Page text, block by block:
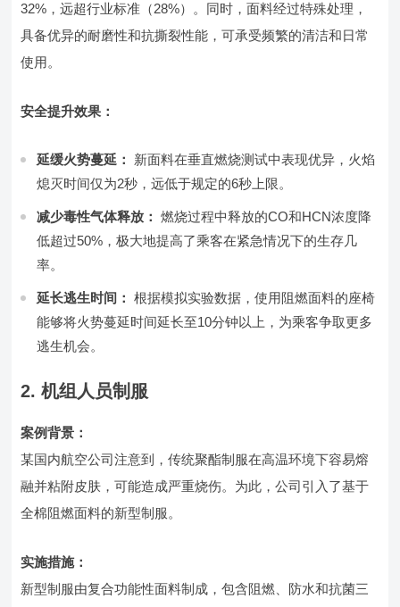
32%，远超行业标准（28%）。同时，面料经过特殊处理，
具备优异的耐磨性和抗撕裂性能，可承受频繁的清洁和日常
使用。
安全提升效果：
延缓火势蔓延：
新面料在垂直燃烧测试中表现优异，火焰
熄灭时间仅为2秒，远低于规定的6秒上限。
减少毒性气体释放： 燃烧过程中释放的CO和HCN浓度降
低超过50%，极大地提高了乘客在紧急情况下的生存几
率。
延长逃生时间： 根据模拟实验数据，使用阻燃面料的座椅
能够将火势蔓延时间延长至10分钟以上，为乘客争取更多
逃生机会。
2. 机组人员制服
案例背景：
某国内航空公司注意到，传统聚酯制服在高温环境下容易熔
融并粘附皮肤，可能造成严重烧伤。为此，公司引入了基于
全棉阻燃面料的新型制服。
实施措施：
新型制服由复合功能性面料制成，包含阻燃、防水和抗菌三